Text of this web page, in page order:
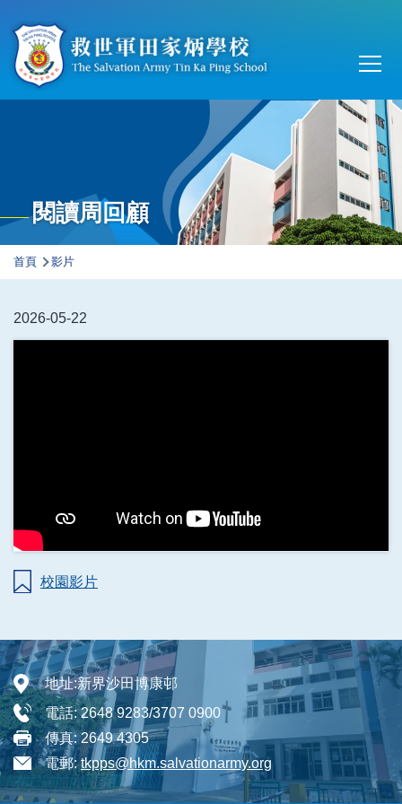
Main
閱讀周回顧
導
連
首頁 影片
2026-05-22
校園影片
地址:新界沙田博康邨
電話:2648 9283/3707 0900
傳真:2649 4305
電郵:tkpps@hkm.salvationarmy.org